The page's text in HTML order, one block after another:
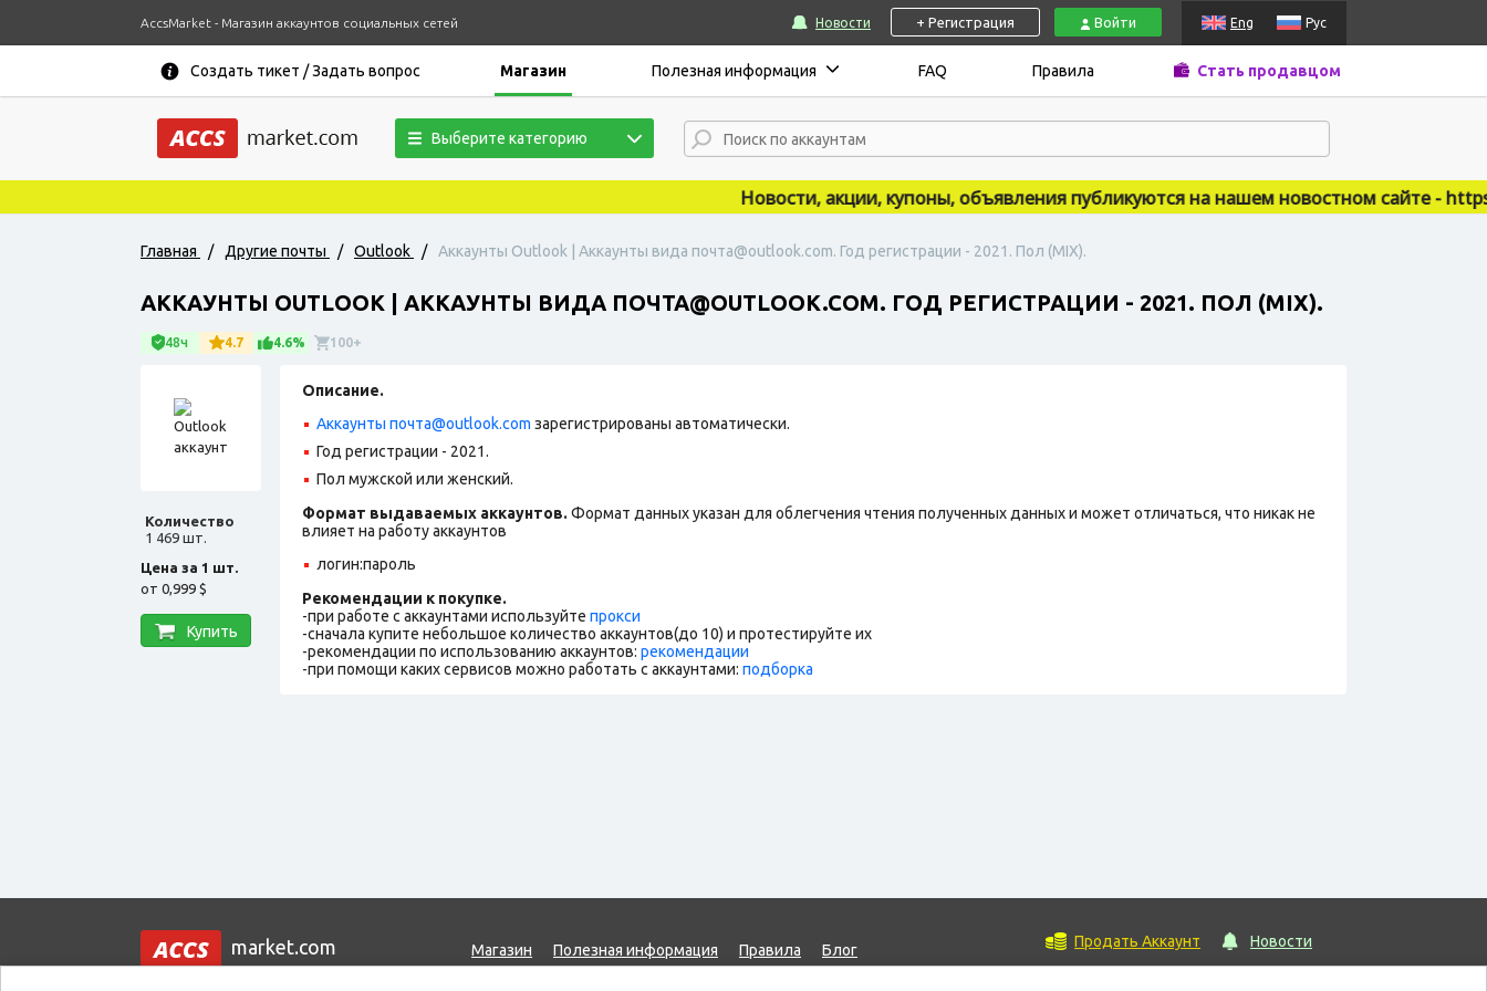
AccsMarket - Магазин аккаунтов социальных сетей Новости + Регистрация Войти Eng Рус
Создать тикет / Задать вопрос Магазин Полезная информация FAQ Правила Стать продавцом
Выберите категорию
Новости, акции, купоны, объявления публикуются на нашем новостном сайте - https://
Главная / Другие почты / Outlook / Аккаунты Outlook | Аккаунты вида почта@outlook.com. Год регистрации - 2021. Пол (MIX).
АККАУНТЫ OUTLOOK | АККАУНТЫ ВИДА ПОЧТА@OUTLOOK.COM. ГОД РЕГИСТРАЦИИ - 2021. ПОЛ (MIX).
48ч 4.7 4.6% 100+
Количество
1 469 шт.
Цена за 1 шт.
от 0,999 $
Купить
Описание.
Аккаунты почта@outlook.com зарегистрированы автоматически.
Год регистрации - 2021.
Пол мужской или женский.
Формат выдаваемых аккаунтов. Формат данных указан для облегчения чтения полученных данных и может отличаться, что никак не
влияет на работу аккаунтов
логин:пароль
Рекомендации к покупке.
-при работе с аккаунтами используйте прокси
-сначала купите небольшое количество аккаунтов(до 10) и протестируйте их
-рекомендации по использованию аккаунтов: рекомендации
-при помощи каких сервисов можно работать с аккаунтами: подборка
market.com Магазин Полезная информация Правила Блог Продать Аккаунт Новости